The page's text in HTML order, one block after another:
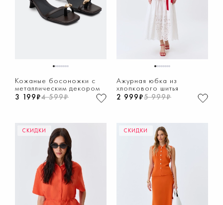
12345678
Кожаные босоножки с
металлическим декором
3 199₽4 599₽
12345678
Ажурная юбка из
хлопкового шитья
2 999₽5 999₽
СКИДКИ СКИДКИ